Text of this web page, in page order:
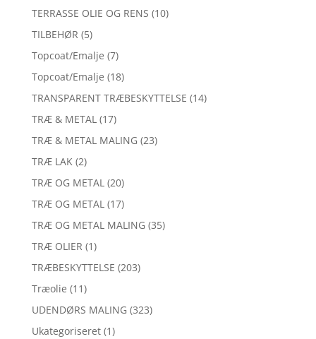
TERRASSE OLIE OG RENS (10)
TILBEHØR (5)
Topcoat/Emalje (7)
Topcoat/Emalje (18)
TRANSPARENT TRÆBESKYTTELSE (14)
TRÆ & METAL (17)
TRÆ & METAL MALING (23)
TRÆ LAK (2)
TRÆ OG METAL (20)
TRÆ OG METAL (17)
TRÆ OG METAL MALING (35)
TRÆ OLIER (1)
TRÆBESKYTTELSE (203)
Træolie (11)
UDENDØRS MALING (323)
Ukategoriseret (1)